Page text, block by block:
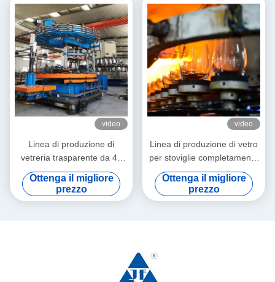
video
Linea di produzione di
vetreria trasparente da 40
TPD con servizio di
ingegnere all'estero
Ottenga il migliore
prezzo
video
Linea di produzione di vetro
per stoviglie completamente
automatica 60TPD per l'uso
quotidiano di calici
trasparenti
Ottenga il migliore
prezzo